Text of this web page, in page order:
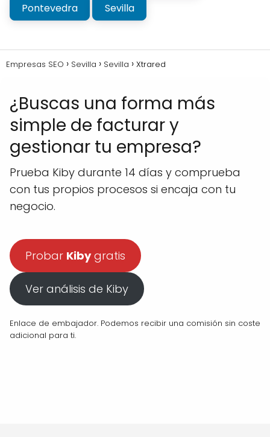
Pontevedra
Sevilla
Empresas SEO Sevilla Sevilla Xtrared
¿Buscas una forma más
simple de facturar y
gestionar tu empresa?
Prueba Kiby durante 14 días y comprueba
con tus propios procesos si encaja con tu
negocio.
Probar Kibygratis
Ver análisis de Kiby
Enlace de embajador. Podemos recibir una comisión sin coste
adicional para ti.